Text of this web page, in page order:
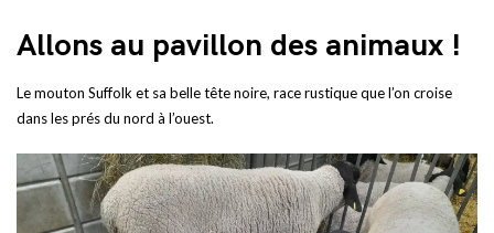
Allons au pavillon des animaux !
Le mouton Suffolk et sa belle tête noire, race rustique que l’on croise
dans les prés du nord à l’ouest.